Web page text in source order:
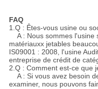
FAQ
1.Q : Êtes-vous usine ou
A : Nous sommes l'usine
matériauxx jetables
IS09001 : 2008, l'usine
entreprise de crédit de
2.Q : Comment est-ce que
A : Si vous avez besoin
examiner, nous pouvons